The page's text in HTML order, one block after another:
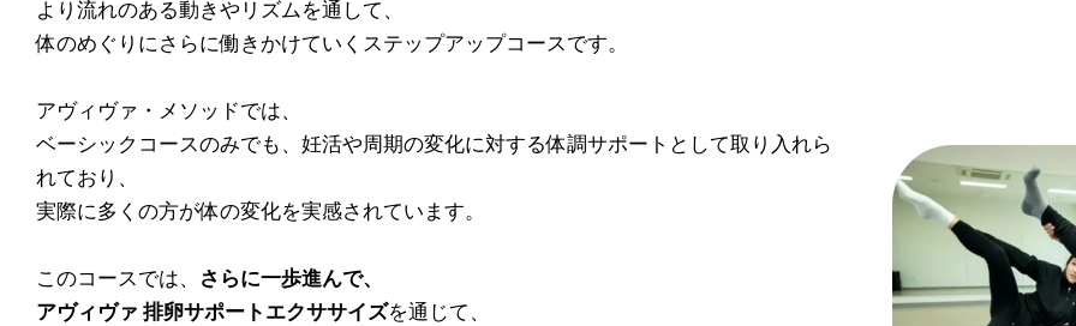
より流れのある動きやリズムを通して、
体のめぐりにさらに働きかけていくステップアップコースです。
アヴィヴァ・メソッドでは、
ベーシックコースのみでも、妊活や周期の変化に対する体調サポートとして取り入れら
れており、
実際に多くの方が体の変化を実感されています。
このコースでは、 さらに一歩進んで、
アヴィヴァ 排卵サポートエクササイズを通じて、